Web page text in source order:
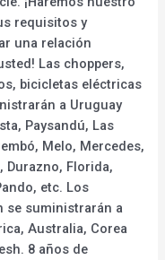
requisitos y
una relación
Las choppers,
bicicletas eléctricas
a Uruguay
Paysandú, Las
Melo, Mercedes,
Durazno, Florida,
etc. Los
se suministrarán a
Australia, Corea
8 años de